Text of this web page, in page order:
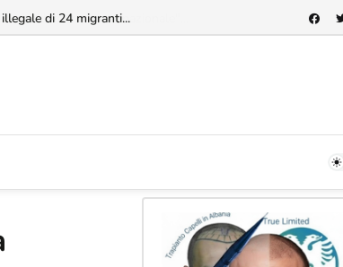
all'arbitrato internazionale"...